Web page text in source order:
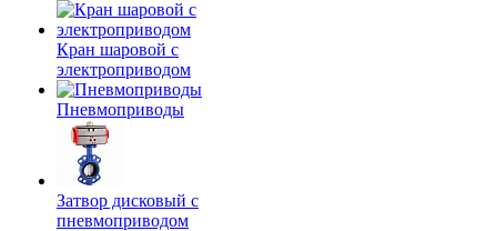
Кран шаровой с
электроприводом
Пневмоприводы
Затвор дисковый с
пневмоприводом